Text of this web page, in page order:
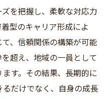
を把握し、柔軟な対応力
型のキャリア形成によ
、信頼関係の構築が可能
超え、地域の一員として
す。その結果、長期的に
だけでなく、自身の成長